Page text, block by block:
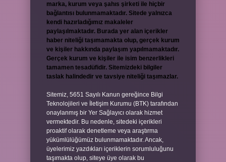
marka, kurum veya şahıs şirketi ile hiçbir
bağlantısı bulunmamaktadır. Sitede yalnızca
kendi hazırladığımız makaleler
paylaşılmaktadır. Burada yer alan içerikler
haber niteliği taşımamakta olup, gerçek kurum
ve kişiler hakkında paylaşım yapılmamaktadır.
Gerçek kurum ve kişiler ile isim benzerlikleri
tamamen tesadüfidir. Sitemizdeki bilgiler
taslak halindedir ve tavsiye niteliği taşımazlar.
Sitemiz, 5651 Sayılı Kanun gereğince Bilgi
Teknolojileri ve İletişim Kurumu (BTK) tarafından
onaylanmış bir Yer Sağlayıcı olarak hizmet
vermektedir. Bu nedenle, sitedeki içerikleri
proaktif olarak denetleme veya araştırma
yükümlülüğümüz bulunmamaktadır. Ancak,
üyelerimiz yazdıkları içeriklerin sorumluluğunu
taşımakta olup, siteye üye olarak bu